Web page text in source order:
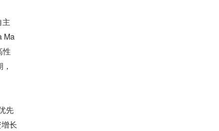
Ma
性
先
长